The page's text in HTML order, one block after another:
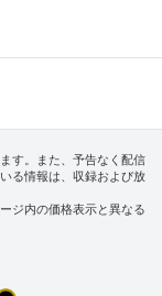
す。また、予告なく配信
る情報は、収録および放
ジ内の価格表示と異なる